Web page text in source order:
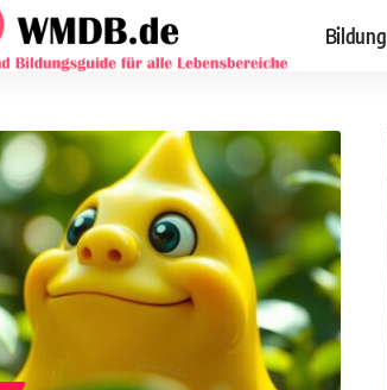
Bildung